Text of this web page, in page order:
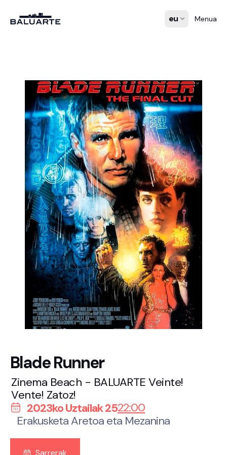
eu Menua
Blade Runner
Zinema Beach - BALUARTE Veinte!
Vente! Zatoz!
2023ko Uztailak 2522:00
Erakusketa Aretoa eta Mezanina
Sarrerak